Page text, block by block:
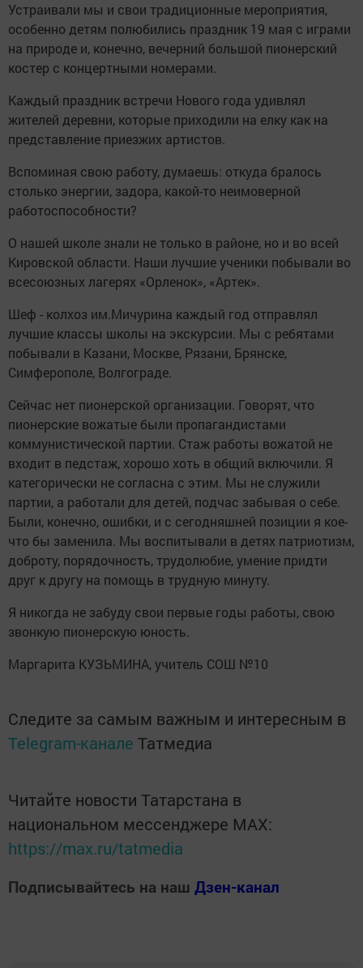
Устраивали мы и свои традиционные мероприятия,
особенно детям полюбились праздник 19 мая с играми
на природе и, конечно, вечерний большой пионерский
костер с концертными номерами.
Каждый праздник встречи Нового года удивлял
жителей деревни, которые приходили на елку как на
представление приезжих артистов.
Вспоминая свою работу, думаешь: откуда бралось
столько энергии, задора, какой-то неимоверной
работоспособности?
О нашей школе знали не только в районе, но и во всей
Кировской области. Наши лучшие ученики побывали во
всесоюзных лагерях «Орленок», «Артек».
Шеф - колхоз им.Мичурина каждый год отправлял
лучшие классы школы на экскурсии. Мы с ребятами
побывали в Казани, Москве, Рязани, Брянске,
Симферополе, Волгограде.
Сейчас нет пионерской организации. Говорят, что
пионерские вожатые были пропагандистами
коммунистической партии. Стаж работы вожатой не
входит в педстаж, хорошо хоть в общий включили. Я
категорически не согласна с этим. Мы не служили
партии, а работали для детей, подчас забывая о себе.
Были, конечно, ошибки, и с сегодняшней позиции я кое-
что бы заменила. Мы воспитывали в детях патриотизм,
доброту, порядочность, трудолюбие, умение придти
друг к другу на помощь в трудную минуту.
Я никогда не забуду свои первые годы работы, свою
звонкую пионерскую юность.
Маргарита КУЗЬМИНА, учитель СОШ №10
Следите за самым важным и интересным в
Telegram-канале Татмедиа
Читайте новости Татарстана в
национальном мессенджере MАХ:
https://max.ru/tatmedia
Подписывайтесь на наш Дзен-канал